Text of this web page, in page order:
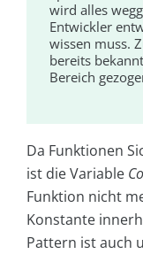
wird alles
Entwickler
wissen muss.
bereits
Bereich
Da Funktionen
ist die Variable
Funktion nicht
Konstante
Pattern ist auch